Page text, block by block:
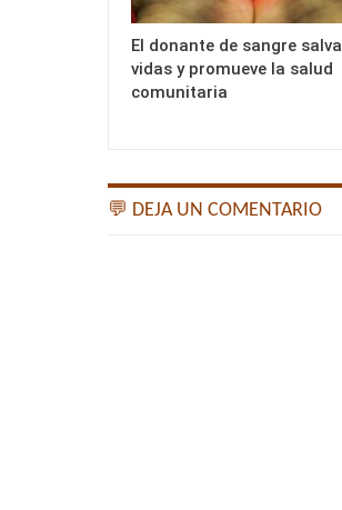
El donante de sangre salva
vidas y promueve la salud
comunitaria
💬 DEJA UN COMENTARIO